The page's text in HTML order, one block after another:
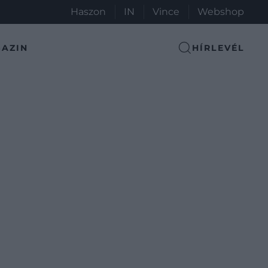
Haszon IN Vince Webshop
HÍRLEVÉL